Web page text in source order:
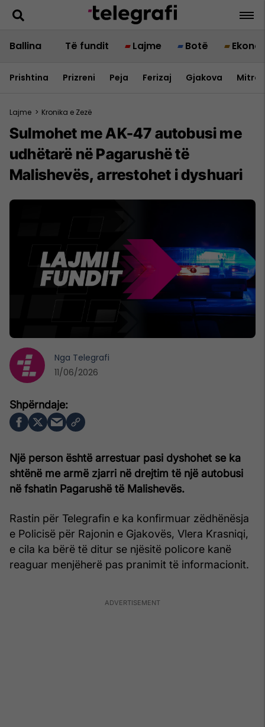
Ballina Të fundit Lajme Botë
Prishtina Prizreni Peja Ferizaj Gjakova
Lajme > Kronika e Zezë
Sulmohet me AK-47 autobusi me
udhëtarë në Pagarushë të
Malishevës, arrestohet i dyshuari
Një person është arrestuar pasi dyshohet se ka
shtënë me armë zjarri në drejtim të një autobusi
në fshatin Pagarushë të Malishevës.
Rastin për Telegrafin e ka konfirmuar zëdhënësja
e Policisë për Rajonin e Gjakovës, Vlera Krasniqi,
e cila ka bërë të ditur se njësitë policore kanë
reaguar menjëherë pas pranimit të informacionit.
Nga Telegrafi
11/06/2026